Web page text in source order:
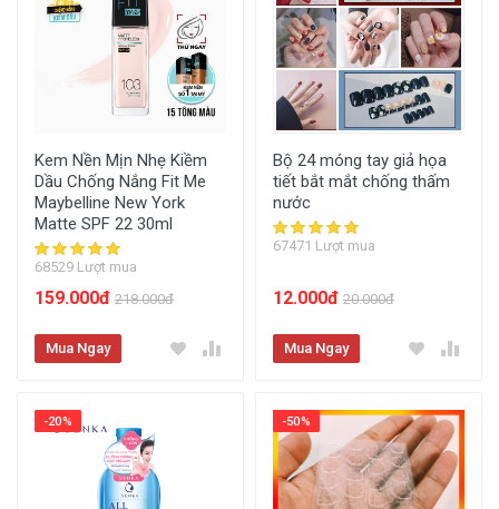
Kem Nền Mịn Nhẹ Kiềm
Dầu Chống Nắng Fit Me
Maybelline New York
Matte SPF 22 30ml
68529 Lượt mua
159.000đ 218.000đ
Mua Ngay
Bộ 24 móng tay giả họa
tiết bắt mắt chống thấm
nước
67471 Lượt mua
12.000đ 20.000đ
Mua Ngay
-20% -50%